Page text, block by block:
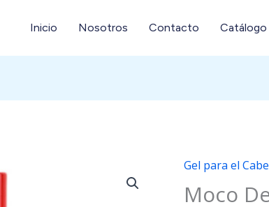
Inicio Nosotros Contacto Catálogo
Gel para el
Moco